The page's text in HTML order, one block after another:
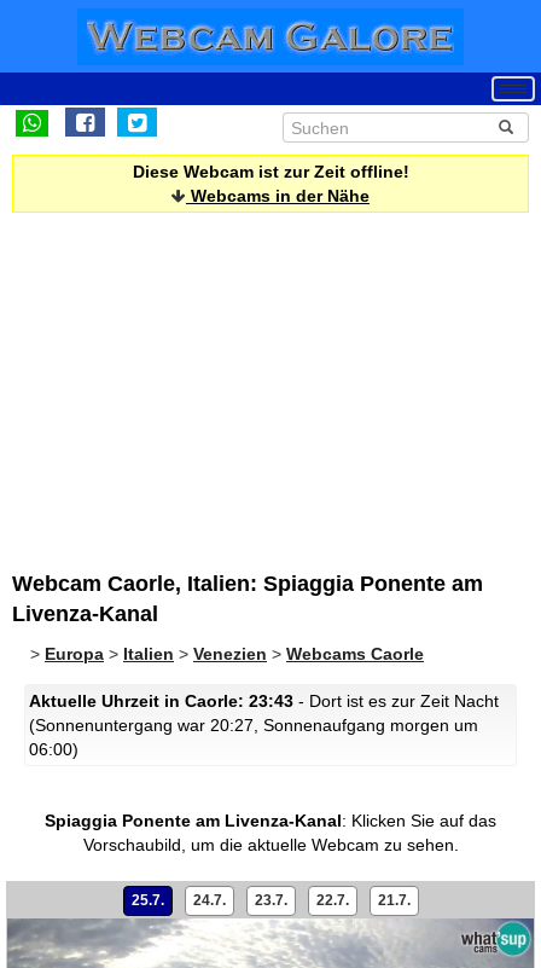
Diese Webcam ist zur Zeit offline!
Webcams in der Nähe
Webcam Caorle, Italien: Spiaggia Ponente am
Livenza-Kanal
> Europa > Italien > Venezien > Webcams Caorle
Aktuelle Uhrzeit in Caorle: 23:43 - Dort ist es zur Zeit Nacht
(Sonnenuntergang war 20:27, Sonnenaufgang morgen um
06:00)
Spiaggia Ponente am Livenza-Kanal: Klicken Sie auf das
Vorschaubild, um die aktuelle Webcam zu sehen.
25.7. 24.7. 23.7. 22.7. 21.7.